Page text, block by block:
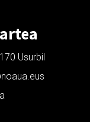
Usurbil